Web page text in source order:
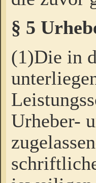
§ 5
(1)Die in
Urheber-